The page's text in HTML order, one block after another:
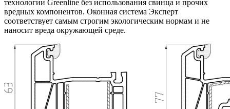
технологии Greenline без использования свинца и прочих
вредных компонентов. Оконная система Эксперт
соответствует самым строгим экологическим нормам и не
наносит вреда окружающей среде.